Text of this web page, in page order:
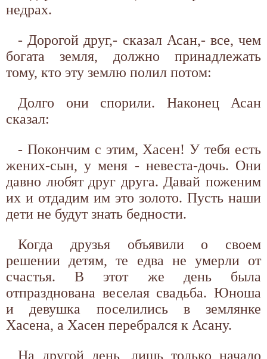
недрах.
- Дорогой друг,- сказал Асан,- все, чем
богата земля, должно принадлежать
тому, кто эту землю полил потом:
Долго они спорили. Наконец Асан
сказал:
- Покончим с этим, Хасен! У тебя есть
жених-сын, у меня - невеста-дочь. Они
давно любят друг друга. Давай поженим
их и отдадим им это золото. Пусть наши
дети не будут знать бедности.
Когда друзья объявили о своем
решении детям, те едва не умерли от
счастья. В этот же день была
отпразднована веселая свадьба. Юноша
и девушка поселились в землянке
Хасена, а Хасен перебрался к Асану.
На другой день, лишь только начало